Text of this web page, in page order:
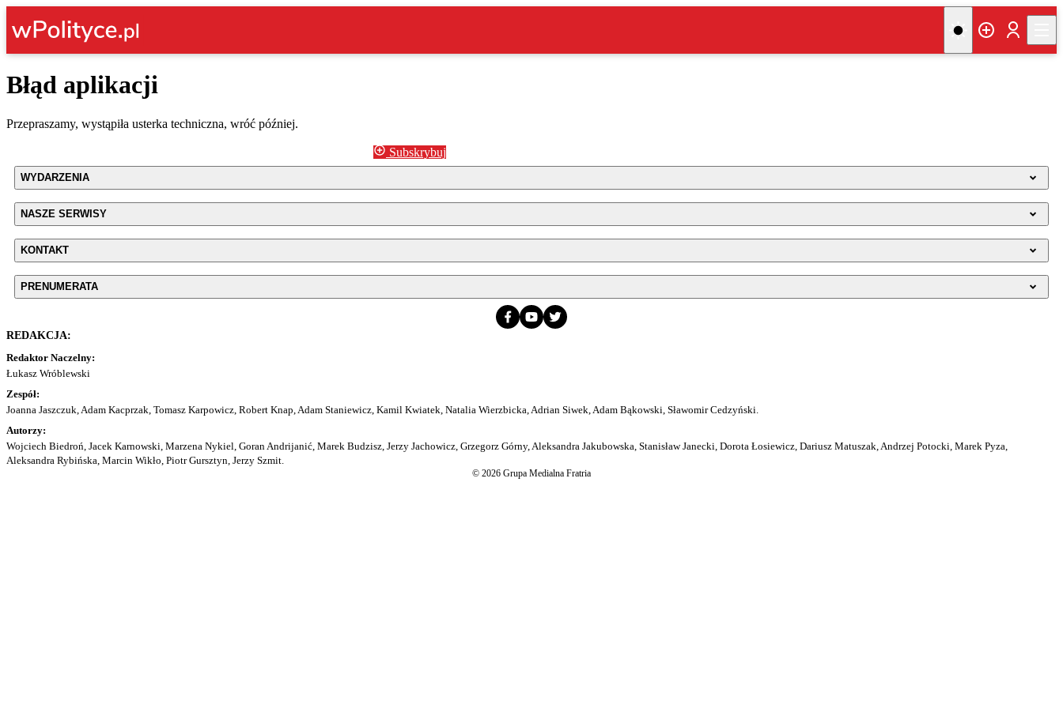
Błąd aplikacji
Przepraszamy, wystąpiła usterka techniczna, wróć później.
Subskrybuj
WYDARZENIA
NASZE SERWISY
KONTAKT
PRENUMERATA
REDAKCJA:
Redaktor Naczelny:
Łukasz Wróblewski
Zespół:
Joanna Jaszczuk, Adam Kacprzak, Tomasz Karpowicz, Robert Knap, Adam Staniewicz, Kamil Kwiatek, Natalia Wierzbicka, Adrian Siwek, Adam Bąkowski, Sławomir Cedzyński.
Autorzy:
Wojciech Biedroń, Jacek Karnowski, Marzena Nykiel, Goran Andrijanić, Marek Budzisz, Jerzy Jachowicz, Grzegorz Górny, Aleksandra Jakubowska, Stanisław Janecki, Dorota Łosiewicz, Dariusz Matuszak, Andrzej Potocki, Marek Pyza,
Aleksandra Rybińska, Marcin Wikło, Piotr Gursztyn, Jerzy Szmit.
© 2026 Grupa Medialna Fratria